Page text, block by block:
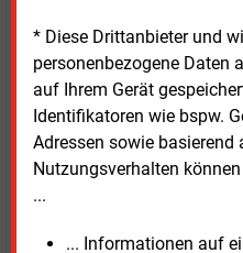
* Diese Drittanbieter und
personenbezogene Daten
auf Ihrem Gerät
Identifikatoren wie bspw.
Adressen sowie
Nutzungsverhalten
...
... Informationen auf
Kaufen Sie den
erhalten Sie sofort
nur €2.98